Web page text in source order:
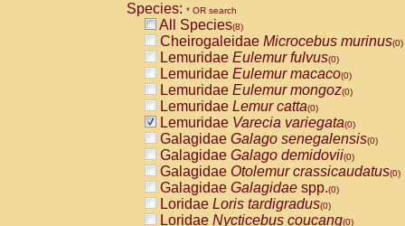
Species: * OR search
All Species(8)
Cheirogaleidae Microcebus murinus(0)
Lemuridae Eulemur fulvus(0)
Lemuridae Eulemur macaco(0)
Lemuridae Eulemur mongoz(0)
Lemuridae Lemur catta(0)
Lemuridae Varecia variegata(0)
Galagidae Galago senegalensis(0)
Galagidae Galago demidovii(0)
Galagidae Otolemur crassicaudatus(0)
Galagidae Galagidae spp.(0)
Loridae Loris tardigradus(0)
Loridae Nycticebus coucang(0)